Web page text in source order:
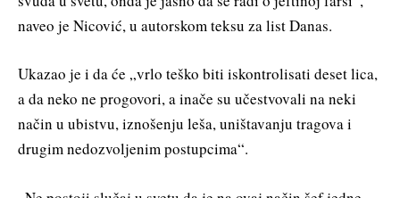
naveo je Nicović, u autorskom teksu za list Danas.
Ukazao je i da će „vrlo teško biti iskontrolisati deset lica,
a da neko ne progovori, a inače su učestvovali na neki
način u ubistvu, iznošenju leša, uništavanju tragova i
drugim nedozvoljenim postupcima“.